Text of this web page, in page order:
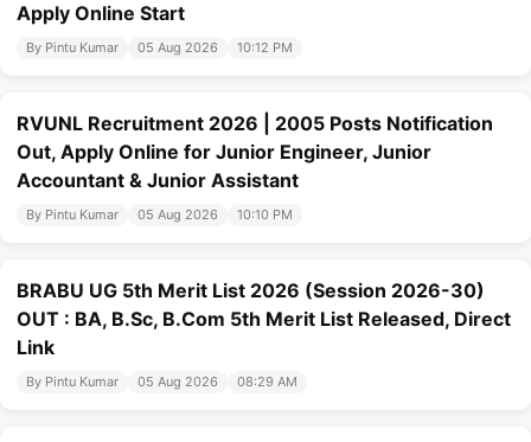
Apply Online Start
By Pintu Kumar 05 Aug 2026 10:12 PM
RVUNL Recruitment 2026 | 2005 Posts Notification
Out, Apply Online for Junior Engineer, Junior
Accountant & Junior Assistant
By Pintu Kumar 05 Aug 2026 10:10 PM
BRABU UG 5th Merit List 2026 (Session 2026-30)
OUT : BA, B.Sc, B.Com 5th Merit List Released, Direct
Link
By Pintu Kumar 05 Aug 2026 08:29 AM